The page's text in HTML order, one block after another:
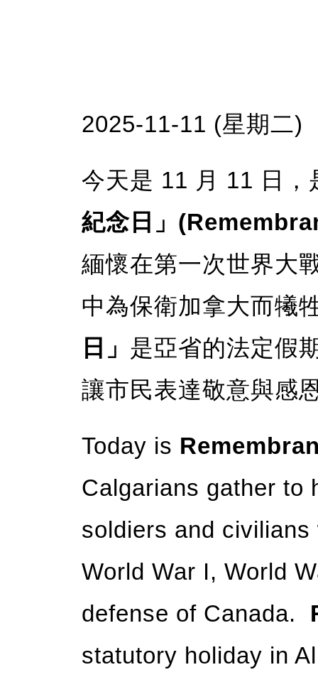
2025-11-11 (星期二)
今天是 11 月 11 日
紀念日」
緬懷在第一次世界大
中為保衛加拿大而犧
日」 是亞省的法定假
讓市民表達敬意與感
Today is
Calgarians gather to
soldiers and
World War I, World
defense of Canada.
statutory holiday in